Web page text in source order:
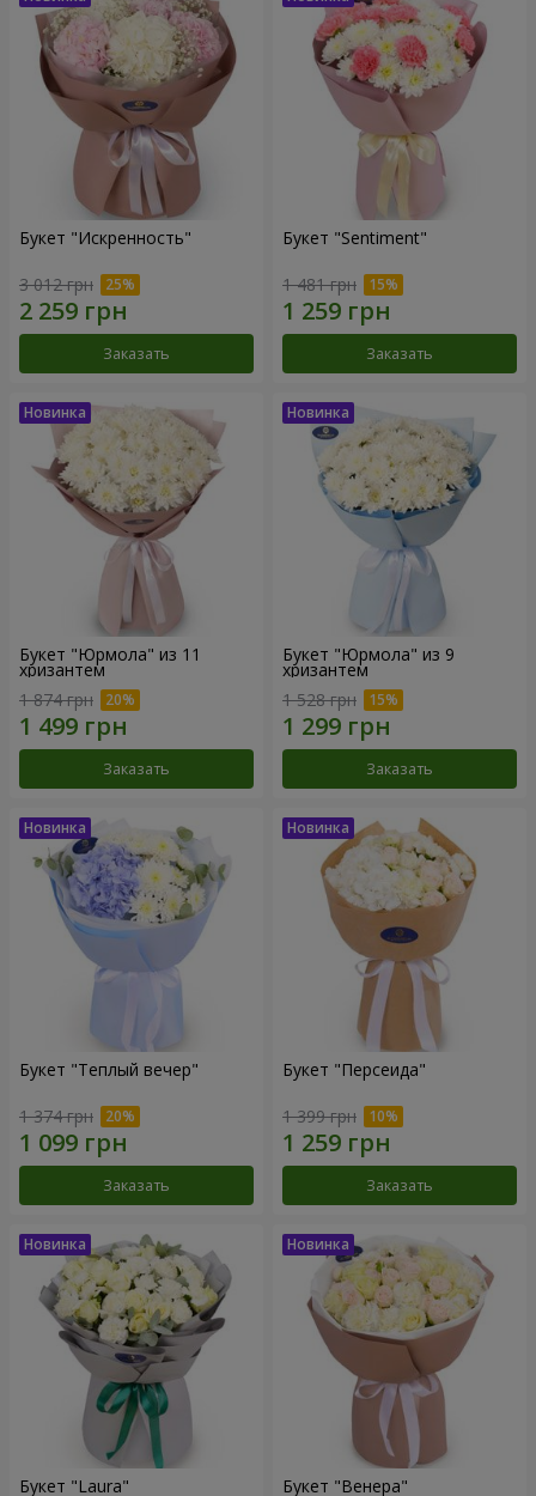
Букет "Искренность"
3 012 грн
Заказать
Букет "Sentiment"
1 481 грн
Заказать
Букет "Юрмола" из 11
хризантем
1 874 грн
Заказать
Букет "Юрмола" из 9
хризантем
1 528 грн
Заказать
Букет "Теплый вечер"
1 374 грн
Заказать
Букет "Персеида"
1 399 грн
Заказать
Букет "Laura" Букет "Венера"